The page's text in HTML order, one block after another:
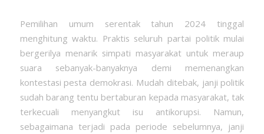
Pemilihan umum serentak tahun 2024 tinggal
menghitung waktu. Praktis seluruh partai politik mulai
bergerilya menarik simpati masyarakat untuk meraup
suara sebanyak-banyaknya demi memenangkan
kontestasi pesta demokrasi. Mudah ditebak, janji politik
sudah barang tentu bertaburan kepada masyarakat, tak
terkecuali menyangkut isu antikorupsi. Namun,
sebagaimana terjadi pada periode sebelumnya, janji